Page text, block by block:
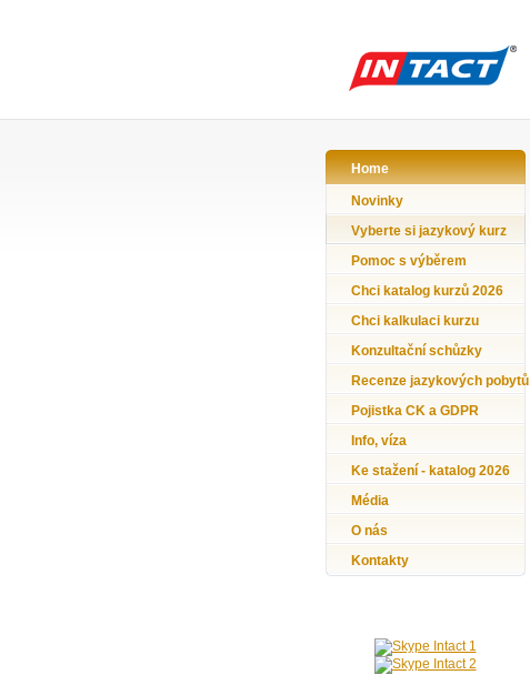
Home
Novinky
Vyberte si jazykový kurz
Pomoc s výběrem
Chci katalog kurzů 2026
Chci kalkulaci kurzu
Konzultační schůzky
Recenze jazykových pobytů
Pojistka CK a GDPR
Info, víza
Ke stažení - katalog 2026
Média
O nás
Kontakty